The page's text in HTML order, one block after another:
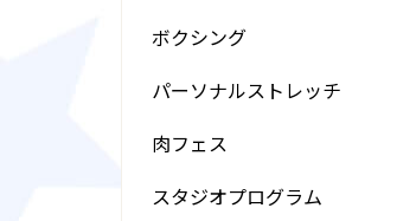
ボクシング
パーソナルストレッチ
肉フェス
スタジオプログラム